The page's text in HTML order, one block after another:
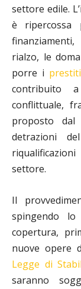
settore edile.
è ripercossa
rialzo, le
porre i
contribuito
conflittuale,
proposto
detrazioni
settore.
Il
spingendo
copertura,
nuove opere
Legge di
saranno